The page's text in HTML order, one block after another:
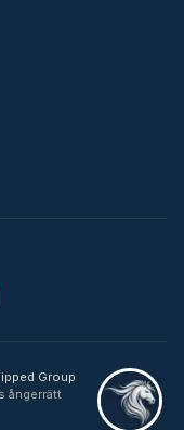
Group
ångerrätt